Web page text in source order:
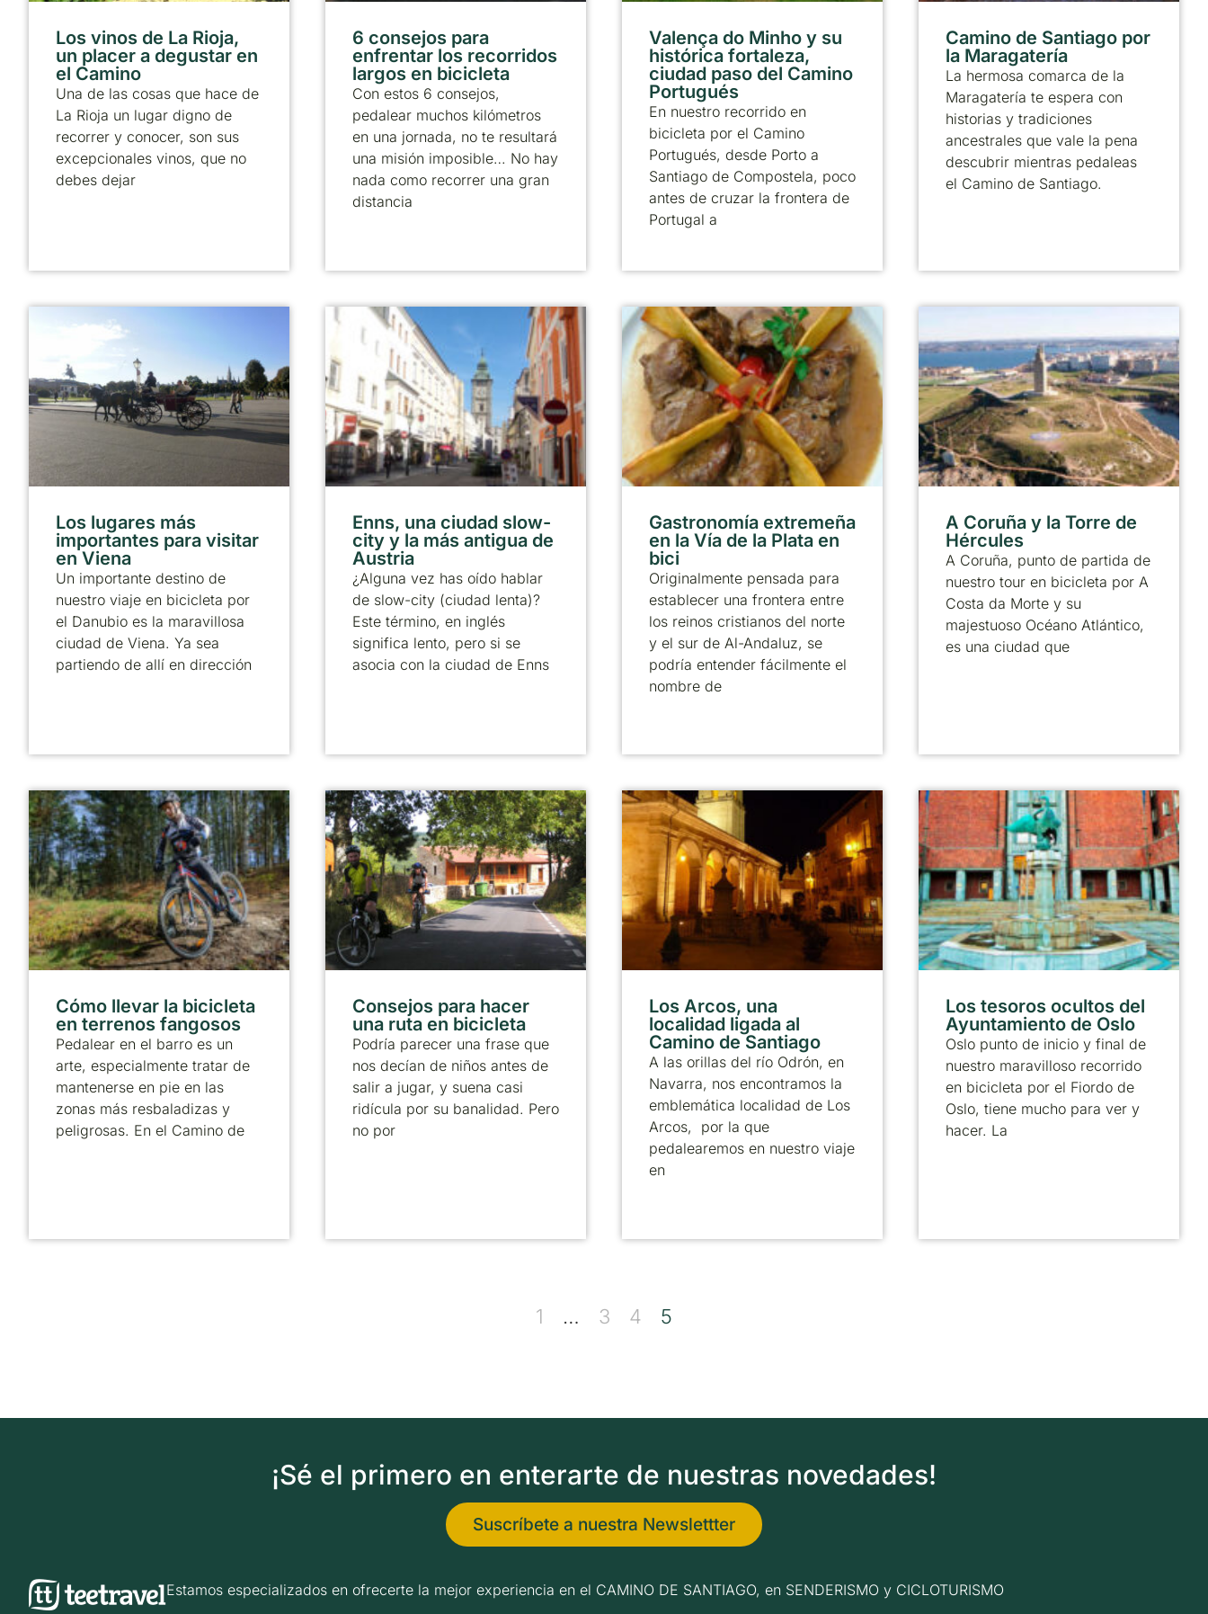
Los vinos de La Rioja,
un placer a degustar en
el Camino
Una de las cosas que hace de
La Rioja un lugar digno de
recorrer y conocer, son sus
excepcionales vinos, que no
debes dejar
6 consejos para
enfrentar los recorridos
largos en bicicleta
Con estos 6 consejos,
pedalear muchos kilómetros
en una jornada, no te resultará
una misión imposible… No hay
nada como recorrer una gran
distancia
Valença do Minho y su
histórica fortaleza,
ciudad paso del Camino
Portugués
En nuestro recorrido en
bicicleta por el Camino
Portugués, desde Porto a
Santiago de Compostela, poco
antes de cruzar la frontera de
Portugal a
Camino de Santiago por
la Maragatería
La hermosa comarca de la
Maragatería te espera con
historias y tradiciones
ancestrales que vale la pena
descubrir mientras pedaleas
el Camino de Santiago.
Los lugares más
importantes para visitar
en Viena
Un importante destino de
nuestro viaje en bicicleta por
el Danubio es la maravillosa
ciudad de Viena. Ya sea
partiendo de allí en dirección
Enns, una ciudad slow-
city y la más antigua de
Austria
¿Alguna vez has oído hablar
de slow-city (ciudad lenta)?
Este término, en inglés
significa lento, pero si se
asocia con la ciudad de Enns
Gastronomía extremeña
en la Vía de la Plata en
bici
Originalmente pensada para
establecer una frontera entre
los reinos cristianos del norte
y el sur de Al-Andaluz, se
podría entender fácilmente el
nombre de
A Coruña y la Torre de
Hércules
A Coruña, punto de partida de
nuestro tour en bicicleta por A
Costa da Morte y su
majestuoso Océano Atlántico,
es una ciudad que
Cómo llevar la bicicleta
en terrenos fangosos
Pedalear en el barro es un
arte, especialmente tratar de
mantenerse en pie en las
zonas más resbaladizas y
peligrosas. En el Camino de
Consejos para hacer
una ruta en bicicleta
Podría parecer una frase que
nos decían de niños antes de
salir a jugar, y suena casi
ridícula por su banalidad. Pero
no por
Los Arcos, una
localidad ligada al
Camino de Santiago
A las orillas del río Odrón, en
Navarra, nos encontramos la
emblemática localidad de Los
Arcos, por la que
pedalearemos en nuestro viaje
en
Los tesoros ocultos del
Ayuntamiento de Oslo
Oslo punto de inicio y final de
nuestro maravilloso recorrido
en bicicleta por el Fiordo de
Oslo, tiene mucho para ver y
hacer. La
1 … 3 4 5
¡Sé el primero en enterarte de nuestras novedades!
Suscríbete a nuestra Newslettter
Estamos especializados en ofrecerte la mejor experiencia en el CAMINO DE SANTIAGO, en SENDERISMO y CICLOTURISMO